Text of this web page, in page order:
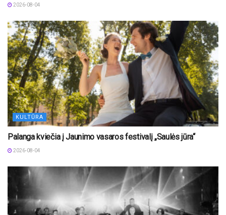
2026-08-04
KULTŪRA
Palanga kviečia į Jaunimo vasaros festivalį „Saulės jūra“
2026-08-04